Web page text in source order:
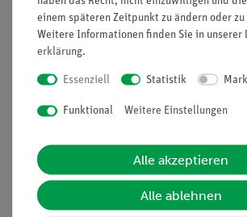
Informationen
Unternehmen
Stellenangebote
Kontakt
einem späteren Zeitpunkt zu ändern oder
Weitere Informationen finden Sie in unserer
erklärung.
Essenziell Statistik
Funktional Weitere Einstellungen
Alle akzeptieren
Alle ablehnen